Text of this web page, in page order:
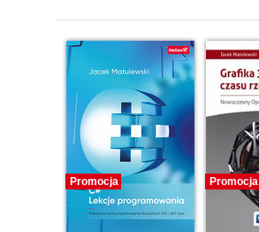
Promocja Promocja